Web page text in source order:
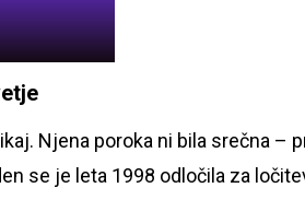
Njena poroka ni bila srečna –
se je leta 1998 odločila za